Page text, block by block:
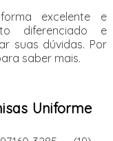
excelente e
diferenciado e
suas dúvidas. Por
saber mais.
Uniforme